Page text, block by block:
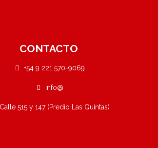
CONTACTO
+54 9 221 570-9069
info@
Calle 515 y 147 (Predio Las Quintas)